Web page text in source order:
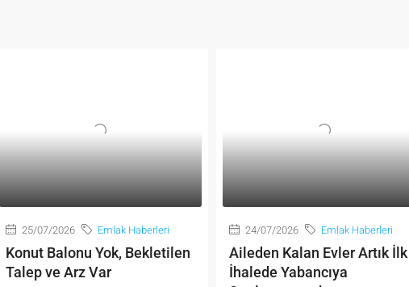
25/07/2026 Emlak Haberleri
Konut Balonu Yok, Bekletilen
Talep ve Arz Var
24/07/2026 Emlak Haberleri
Aileden Kalan Evler Artık İlk
İhalede Yabancıya